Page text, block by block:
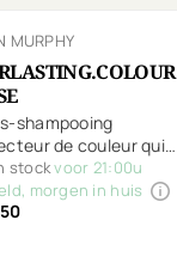
MURPHY
shampooing
de couleur qui
la décoloration,
l’état des cheveux,
et les hydrate
stockvoor 21:00u
morgen in huis